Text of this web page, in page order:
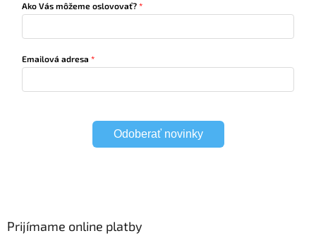
Ako Vás môžeme oslovovať?
Emailová adresa
Odoberať novinky
Prijímame online platby